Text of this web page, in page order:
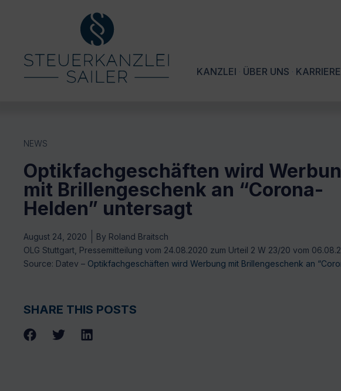
KANZLEI ÜBER UNS KARRIERE
NEWS
Optikfachgeschäften wird
mit Brillengeschenk an “Corona-
Helden” untersagt
August 24, 2020 By Roland Braitsch
OLG Stuttgart, Pressemitteilung vom 24.08.2020 zum Urteil 2 W 23/20 vom
Source: Datev – Optikfachgeschäften wird Werbung mit Brillengeschenk an
SHARE THIS POSTS